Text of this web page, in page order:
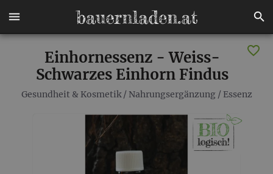
Einhornessenz - Weiss-
Schwarzes Einhorn Findus
Gesundheit & Kosmetik/ Nahrungsergänzung/ Essenz